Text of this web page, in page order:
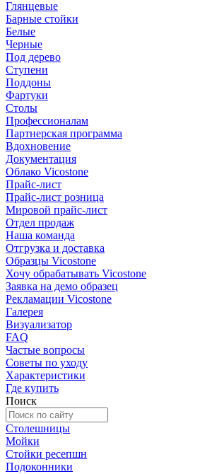
Глянцевые
Барные стойки
Белые
Черные
Под дерево
Ступени
Поддоны
Фартуки
Столы
Профессионалам
Партнерская программа
Вдохновение
Документация
Облако Vicostone
Прайс-лист
Прайс-лист розница
Мировой прайс-лист
Отдел продаж
Наша команда
Отгрузка и доставка
Образцы Vicostone
Хочу обрабатывать Vicostone
Заявка на демо образец
Рекламации Vicostone
Галерея
Визуализатор
FAQ
Частые вопросы
Советы по уходу
Характеристики
Где купить
Поиск
Столешницы
Мойки
Стойки ресепшн
Подоконники